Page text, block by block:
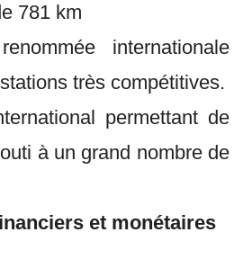
781 km
internationale
très compétitives.
permettant de
à un grand nombre de
et monétaires